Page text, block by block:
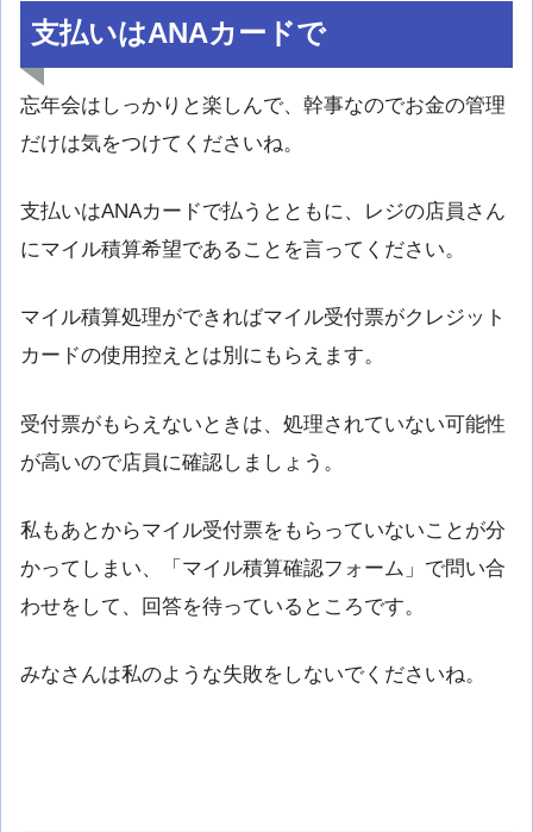
支払いはANAカードで
忘年会はしっかりと楽しんで、幹事なのでお金の管理
だけは気をつけてくださいね。
支払いはANAカードで払うとともに、レジの店員さん
にマイル積算希望であることを言ってください。
マイル積算処理ができればマイル受付票がクレジット
カードの使用控えとは別にもらえます。
受付票がもらえないときは、処理されていない可能性
が高いので店員に確認しましょう。
私もあとからマイル受付票をもらっていないことが分
かってしまい、「マイル積算確認フォーム」で問い合
わせをして、回答を待っているところです。
みなさんは私のような失敗をしないでくださいね。